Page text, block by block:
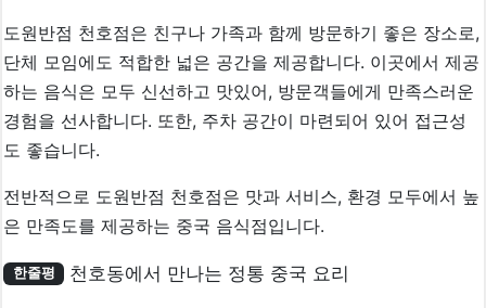
도원반점 천호점은 친구나 가족과 함께 방문하기 좋은 장소로,
단체 모임에도 적합한 넓은 공간을 제공합니다. 이곳에서 제공
하는 음식은 모두 신선하고 맛있어, 방문객들에게 만족스러운
경험을 선사합니다. 또한, 주차 공간이 마련되어 있어 접근성
도 좋습니다.
전반적으로 도원반점 천호점은 맛과 서비스, 환경 모두에서 높
은 만족도를 제공하는 중국 음식점입니다.
한줄평 천호동에서 만나는 정통 중국 요리